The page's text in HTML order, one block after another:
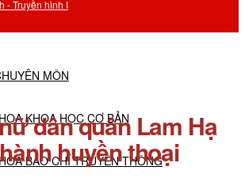
MÔN
KHOA HỌC CƠ BẢN
BÁO CHÍ TRUYỀN THÔNG
dân quân Lam Hạ
huyền thoại